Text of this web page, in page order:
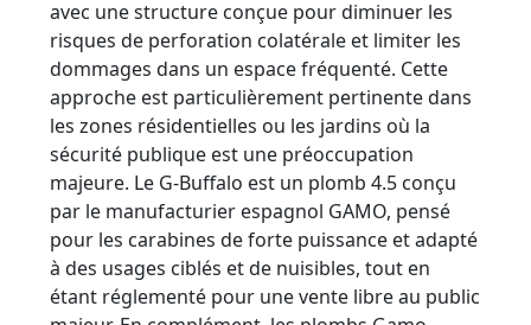
avec une structure conçue pour diminuer les
risques de perforation colatérale et limiter les
dommages dans un espace fréquenté. Cette
approche est particulièrement pertinente dans
les zones résidentielles ou les jardins où la
sécurité publique est une préoccupation
majeure. Le G-Buffalo est un plomb 4.5 conçu
par le manufacturier espagnol GAMO, pensé
pour les carabines de forte puissance et adapté
à des usages ciblés et de nuisibles, tout en
étant réglementé pour une vente libre au public